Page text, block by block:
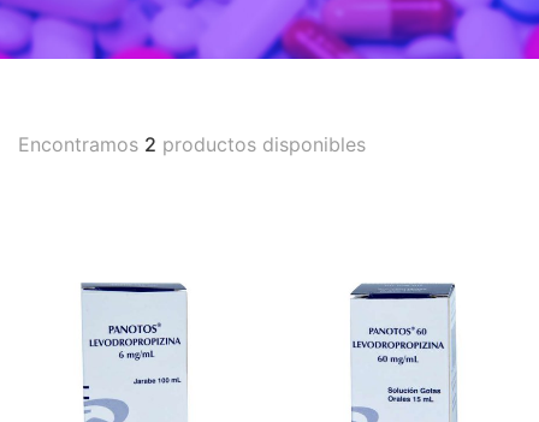
Encontramos 2 productos disponibles